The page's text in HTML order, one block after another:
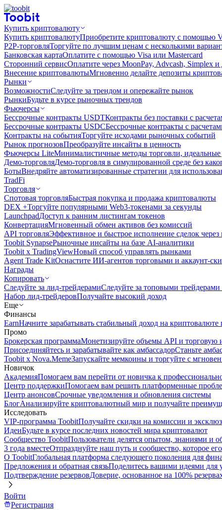
Купить криптовалюту
Купить криптовалютуПриобретите криптовалюту с помощью
P2P-торговляТоргуйте по лучшим ценам с несколькими
Банковская картаОплатите с помощью Visa или Mastercard
Сторонний сервисОплатите через MoonPay, Advcash, Simplex и
Внесение криптовалютыМгновенно делайте депозиты
Рынки
ВозможностиСледуйте за трендом и опережайте рынок
РынкиБудьте в курсе рыночных трендов
Фьючерсы
Бессрочные контракты USDTКонтракты без поставки с
Бессрочные контракты USDCБессрочные контракты с
Контракты на событияТоргуйте исходами рыночных событий
Рынок прогнозовПреобразуйте инсайты в ценность
Фьючерсы LiteМинималистичные методы торговли, идеальные
Демо-торговляДемо-торговля в симулированной среде без
БотыВнедряйте автоматизированные стратегии для
TradFi
Торговля
Спотовая торговляБыстрая покупка и продажа криптовалюты
DEX +Торгуйте популярными Web3-токенами за секунды
LaunchpadДоступ к ранним листингам токенов
КонвертацияМгновенный обмен активов без комиссий
API торговляЭффективное и быстрое исполнение сделок
Toobit SynapseРыночные инсайты на базе AI-аналитики
Toobit x TradingViewНовый способ управлять рынками
Agent Trade KitОснастите ИИ-агентов торговыми и аккаунт-
Награды
Копировать
Следуйте за лид-трейдерамиСледуйте за топовыми
Набор лид-трейдеровПолучайте высокий доход
Еще
Финансы
EarnНачните зарабатывать стабильный доход на криптовалюте
Промо
Брокерская программаМонетизируйте объемы API и торговую
Присоединяйтесь и зарабатывайте как амбассадорСтаньте
Toobit x Nova.MemeЗапускайте мемкоины и торгуйте с
Новичок
АкадемияПомогаем вам перейти от новичка к
Центр поддержкиПомогаем вам решить платформенные
Центр анонсовСрочные уведомления и обновления системы
БлогАнализируйте криптовалютный мир и получайте
Исследовать
VIP-программа ToobitПолучайте скидки на комиссии и
ИдеиБудьте в курсе последних новостей мира криптовалют
Сообщество ToobitПользователи делятся опытом, знаниями и
3 года вместеОтпразднуйте наш путь и сообщество, которое
О ToobitГлобальная платформа следующего поколения для
Предложения и обратная связьПоделитесь вашими идеями для
Подтверждение резервовДоверие, основанное на 100%
Войти
Регистрация